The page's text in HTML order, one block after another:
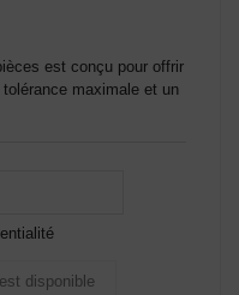
est conçu pour offrir
maximale et un